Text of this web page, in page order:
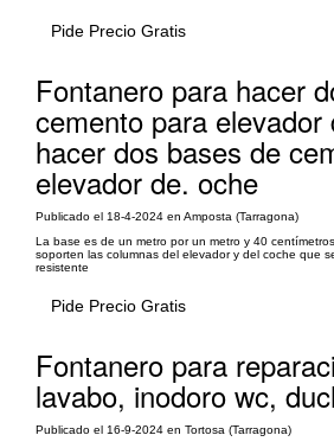
Pide Precio Gratis
Fontanero para hacer
cemento para elevador
hacer dos bases de
elevador de. oche
Publicado el 18-4-2024 en Amposta (Tarragona)
La base es de un metro por un metro y 40
soporten las columnas del elevador y del coche que
resistente
Pide Precio Gratis
Fontanero para
lavabo, inodoro wc,
Publicado el 16-9-2024 en Tortosa (Tarragona)